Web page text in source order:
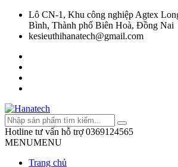
Lô CN-1, Khu công nghiệp Agtex
Bình, Thành phố Biên Hoà, Đồng Nai
kesieuthihanatech@gmail.com
Hotline tư vấn hỗ trợ 0369124565
MENUMENU
Trang chủ